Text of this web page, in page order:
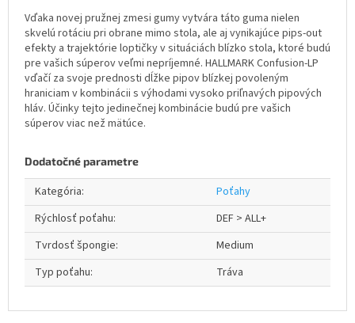
Vďaka novej pružnej zmesi gumy vytvára táto guma nielen
skvelú rotáciu pri obrane mimo stola, ale aj vynikajúce pips-out
efekty a trajektórie loptičky v situáciách blízko stola, ktoré budú
pre vašich súperov veľmi nepríjemné. HALLMARK Confusion-LP
vďačí za svoje prednosti dĺžke pipov blízkej povoleným
hraniciam v kombinácii s výhodami vysoko priľnavých pipových
hláv. Účinky tejto jedinečnej kombinácie budú pre vašich
súperov viac než mätúce.
Dodatočné parametre
Kategória:
Poťahy
Rýchlosť poťahu:
DEF > ALL+
Tvrdosť špongie:
Medium
Typ poťahu: Tráva